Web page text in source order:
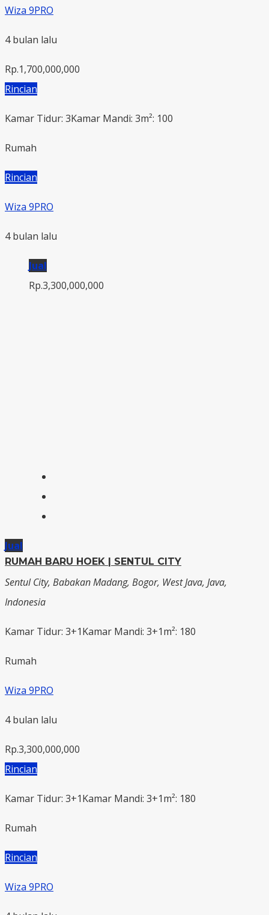
Wiza 9PRO
4 bulan lalu
Rp.1,700,000,000
Rincian
Kamar Tidur: 3Kamar Mandi: 3m²: 100
Rumah
Rincian
Wiza 9PRO
4 bulan lalu
Jual
Rp.3,300,000,000
Jual
RUMAH BARU HOEK | SENTUL CITY
Sentul City, Babakan Madang, Bogor, West Java, Java,
Indonesia
Kamar Tidur: 3+1Kamar Mandi: 3+1m²: 180
Rumah
Wiza 9PRO
4 bulan lalu
Rp.3,300,000,000
Rincian
Kamar Tidur: 3+1Kamar Mandi: 3+1m²: 180
Rumah
Rincian
Wiza 9PRO